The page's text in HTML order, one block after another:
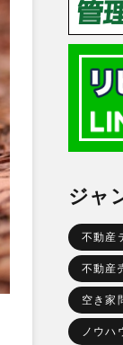
ジャ
不動産
不動産
空き家
ノウ